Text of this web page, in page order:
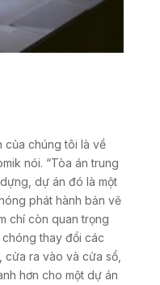
của chúng tôi là về
nói. “Tòa án trung
dự án đó là một
phát hành bản vẽ
chí còn quan trọng
thay đổi các
cửa ra vào và cửa sổ,
hơn cho một dự án